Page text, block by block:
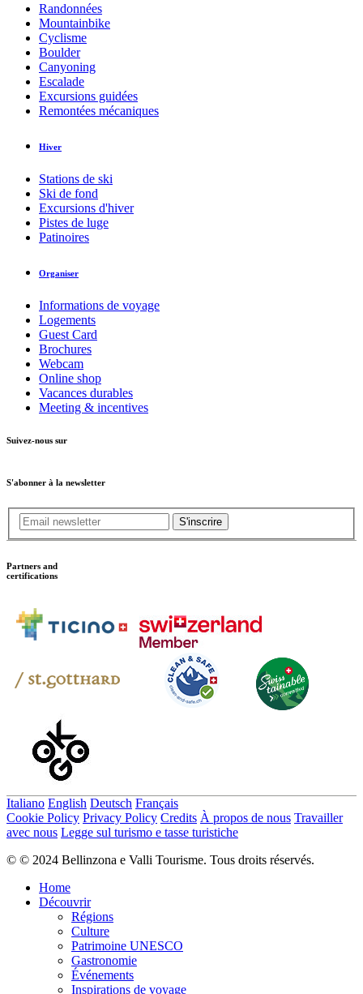
Randonnées
Mountainbike
Cyclisme
Boulder
Canyoning
Escalade
Excursions guidées
Remontées mécaniques
Hiver
Stations de ski
Ski de fond
Excursions d'hiver
Pistes de luge
Patinoires
Organiser
Informations de voyage
Logements
Guest Card
Brochures
Webcam
Online shop
Vacances durables
Meeting & incentives
Suivez-nous sur
S'abonner à la newsletter
S'inscrire
Partners and
certifications
Italiano English Deutsch Français
Cookie Policy Privacy Policy Credits À propos de nous Travailler
avec nous Legge sul turismo e tasse turistiche
© © 2024 Bellinzona e Valli Tourisme. Tous droits réservés.
Home
Découvrir
Régions
Culture
Patrimoine UNESCO
Gastronomie
Événements
Inspirations de voyage